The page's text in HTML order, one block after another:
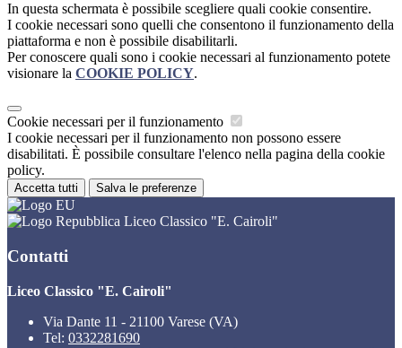
In questa schermata è possibile scegliere quali cookie consentire.
I cookie necessari sono quelli che consentono il funzionamento della
piattaforma e non è possibile disabilitarli.
Per conoscere quali sono i cookie necessari al funzionamento potete
visionare la COOKIE POLICY.
Cookie necessari per il funzionamento
I cookie necessari per il funzionamento non possono essere
disabilitati. È possibile consultare l'elenco nella pagina della cookie
policy.
Accetta tutti Salva le preferenze
Liceo Classico "E. Cairoli"
Contatti
Liceo Classico "E. Cairoli"
Via Dante 11 - 21100 Varese (VA)
Tel: 0332281690